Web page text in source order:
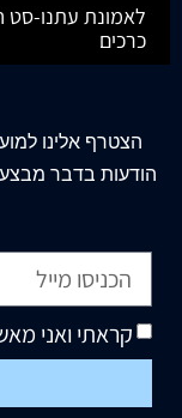
לאמונת עתנו-סט
כרכים
הצטרף אלינו
הודעות בדבר
קראתי ואני